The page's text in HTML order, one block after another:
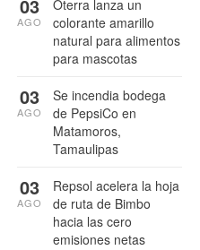
Oterra lanza un
colorante amarillo
natural para alimentos
para mascotas
03
AGO
Se incendia bodega
de PepsiCo en
Matamoros,
Tamaulipas
03
AGO
Repsol acelera la hoja
de ruta de Bimbo
hacia las cero
emisiones netas
03
AGO